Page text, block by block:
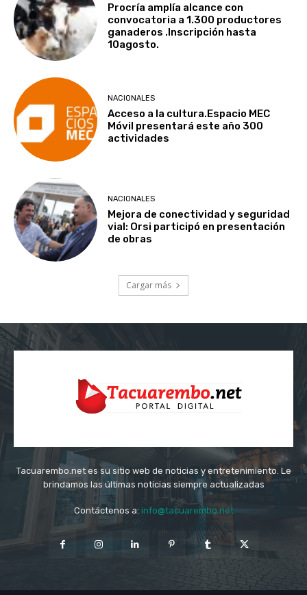
Procría amplía alcance con
convocatoria a 1.300 productores
ganaderos .Inscripción hasta
10agosto.
NACIONALES
Acceso a la cultura.Espacio MEC
Móvil presentará este año 300
actividades
NACIONALES
Mejora de conectividad y seguridad
vial: Orsi participó en presentación
de obras
Cargar más
Tacuarembo.net es su sitio web de noticias y entretenimiento. Le
brindamos las últimas noticias siempre actualizadas
Contáctenos a: info@tacuarembo.net